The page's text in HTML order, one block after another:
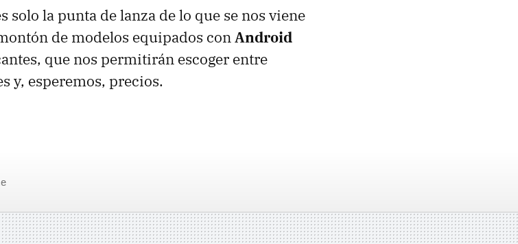
solo la punta de lanza de lo que se nos viene
de modelos equipados conAndroid
que nos permitirán escoger entre
y, esperemos, precios.